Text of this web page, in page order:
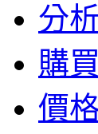
分
購
價